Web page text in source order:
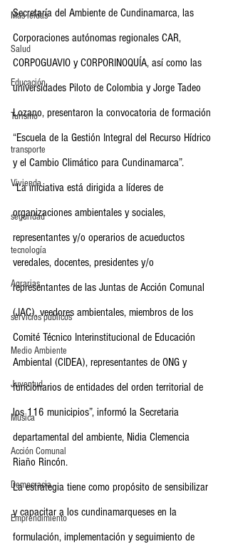
Más leídas
Salud
Educación
Turismo
transporte
Vivienda
seguridad
tecnología
Agrarias
servicios publicos
Medio Ambiente
Juventud
Música
Acción Comunal
Democracia
Emprendimiento
Secretaría del Ambiente de Cundinamarca, las
Corporaciones autónomas regionales CAR,
CORPOGUAVIO y CORPORINOQUÍA, así como las
universidades Piloto de Colombia y Jorge Tadeo
Lozano, presentaron la convocatoria de formación
“Escuela de la Gestión Integral del Recurso Hídrico
y el Cambio Climático para Cundinamarca”.
“La iniciativa está dirigida a líderes de
organizaciones ambientales y sociales,
representantes y/o operarios de acueductos
veredales, docentes, presidentes y/o
representantes de las Juntas de Acción Comunal
(JAC), veedores ambientales, miembros de los
Comité Técnico Interinstitucional de Educación
Ambiental (CIDEA), representantes de ONG y
funcionarios de entidades del orden territorial de
los 116 municipios”, informó la Secretaria
departamental del ambiente, Nidia Clemencia
Riaño Rincón.
La estrategia tiene como propósito de sensibilizar
y capacitar a los cundinamarqueses en la
formulación, implementación y seguimiento de